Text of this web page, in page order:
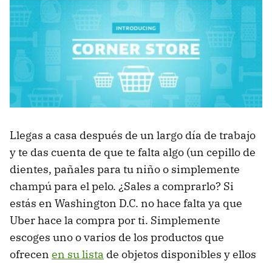
Llegas a casa después de un largo día de trabajo
y te das cuenta de que te falta algo (un cepillo de
dientes, pañales para tu niño o simplemente
champú para el pelo. ¿Sales a comprarlo? Si
estás en Washington D.C. no hace falta ya que
Uber hace la compra por ti. Simplemente
escoges uno o varios de los productos que
ofrecen en su lista de objetos disponibles y ellos